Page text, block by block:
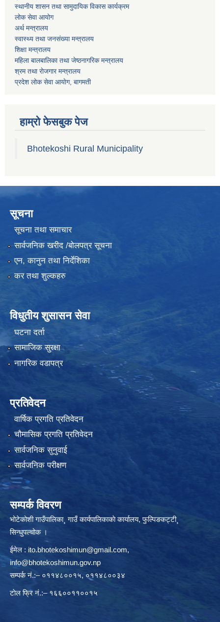
स्थानीय शासन तथा सामुदायिक विकास कार्यक्रम
लोक सेवा आयोग
अर्थ मन्त्रालय
स्वास्थ्य तथा जनस‌ंख्या मन्त्रालय
शिक्षा मन्त्रालय
महिला बालबालिका तथा जेष्ठनागरिक मन्त्रालय
श्रम तथा राेजगार मन्त्रालय
प्रदेश लोक सेवा आयाेग, बागमती
हाम्रो फेसबुक पेज
Bhotekoshi Rural Municipality
सूचना
सूचना तथा समाचार
सार्वजनिक खरीद /बोलपत्र सूचना
एन, कानुन तथा निर्देशिका
कर तथा शुल्कहरु
विधुतीय शुसासन सेवा
घटना दर्ता
सामाजिक सुरक्षा
नागरिक वडापत्र
प्रतिवेदन
वार्षिक प्रगति प्रतिवेदन
चौमासिक प्रगति प्रतिवेदन
सार्वजनिक सुनुवाई
सार्वजनिक परीक्षण
सम्पर्क विवरण
भोटेकोशी गाउँपालिका¸ गाउँ कार्यपालिकाकाे कार्यालय, फुल्पिङकट्टी¸
सिन्धुपल्चोक ।
ईमेल : ito.bhotekoshimun@gmail.com,
info@bhotekoshimun.gov.np
सम्पर्क नं.:– ०११४८००१५, ०११४८००३४
टाेल फ्रि नं.:– १६६००११००१५